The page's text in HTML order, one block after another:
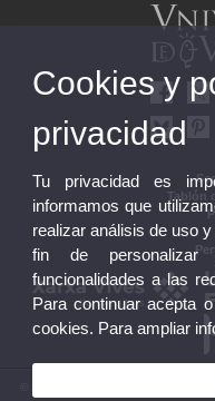
Tablón
© 2026 UV. - Av. Blasco Ibáñez, 13.
Cookies y
privacidad
Tu privacidad es
informamos que
realizar análisis de uso
fin de personalizar
funcionalidades a las
Para continuar acepta
cookies. Para ampliar